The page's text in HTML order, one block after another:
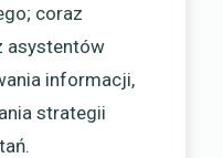
coraz
asystentów
informacji,
strategii